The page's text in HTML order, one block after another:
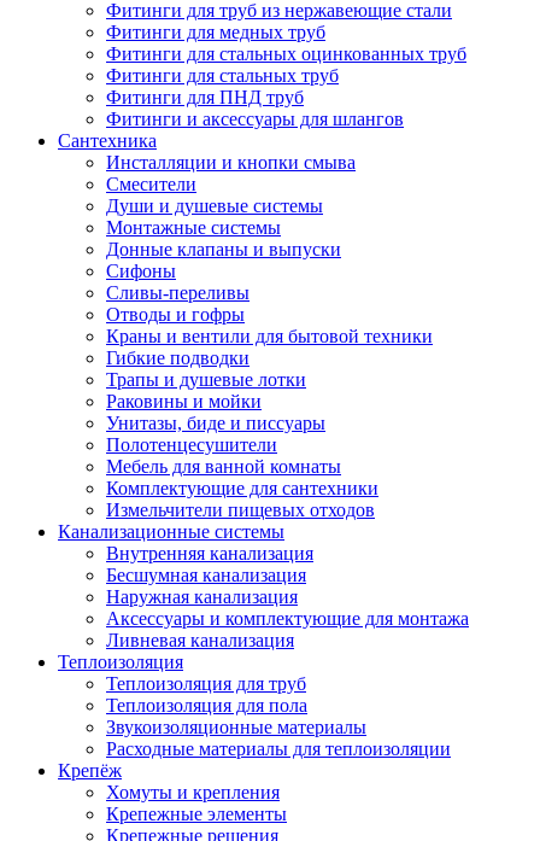
Фитинги для труб из нержавеющие стали
Фитинги для медных труб
Фитинги для стальных оцинкованных труб
Фитинги для стальных труб
Фитинги для ПНД труб
Фитинги и аксессуары для шлангов
Сантехника
Инсталляции и кнопки смыва
Смесители
Души и душевые системы
Монтажные системы
Донные клапаны и выпуски
Сифоны
Сливы-переливы
Отводы и гофры
Краны и вентили для бытовой техники
Гибкие подводки
Трапы и душевые лотки
Раковины и мойки
Унитазы, биде и писсуары
Полотенцесушители
Мебель для ванной комнаты
Комплектующие для сантехники
Измельчители пищевых отходов
Канализационные системы
Внутренняя канализация
Бесшумная канализация
Наружная канализация
Аксессуары и комплектующие для монтажа
Ливневая канализация
Теплоизоляция
Теплоизоляция для труб
Теплоизоляция для пола
Звукоизоляционные материалы
Расходные материалы для теплоизоляции
Крепёж
Хомуты и крепления
Крепежные элементы
Крепежные решения